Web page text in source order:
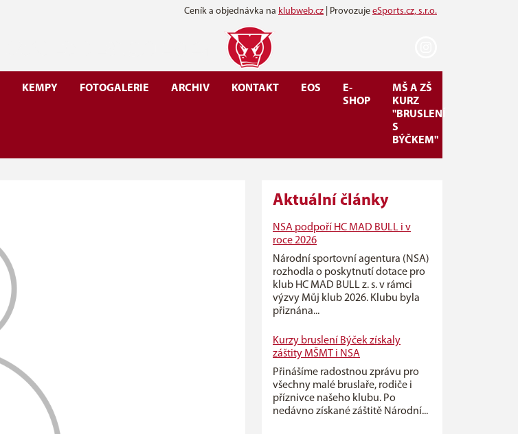
Ceník a objednávka na klubweb.cz | Provozuje eSports.cz, s.r.o.
KEMPY FOTOGALERIE ARCHIV KONTAKT EOS
E-
SHOP
MŠ A ZŠ
KURZ
"BRUSLENÍ
S
BÝČKEM"
Aktuální články
NSA podpoří HC MAD BULL i v
roce 2026
Národní sportovní agentura (NSA)
rozhodla o poskytnutí dotace pro
klub HC MAD BULL z. s. v rámci
výzvy Můj klub 2026. Klubu byla
přiznána...
Kurzy bruslení Býček získaly
záštity MŠMT i NSA
Přinášíme radostnou zprávu pro
všechny malé bruslaře, rodiče i
příznivce našeho klubu. Po
nedávno získané záštitě Národní...